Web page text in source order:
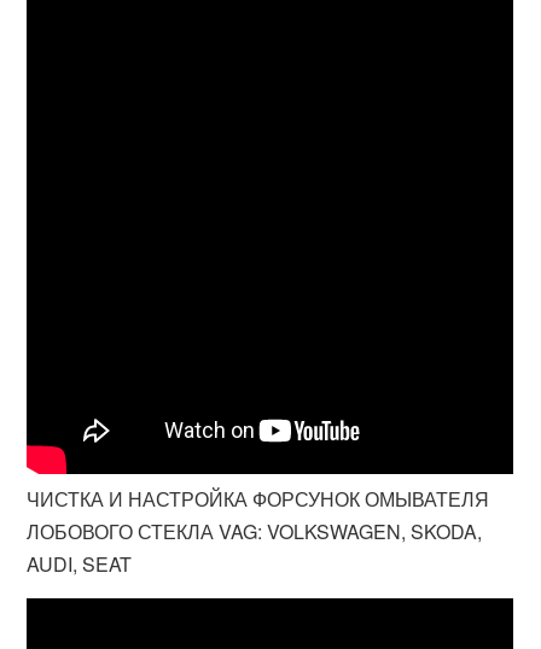
ЧИСТКА И НАСТРОЙКА ФОРСУНОК ОМЫВАТЕЛЯ
ЛОБОВОГО СТЕКЛА VAG: VOLKSWAGEN, SKODA,
AUDI, SEAT